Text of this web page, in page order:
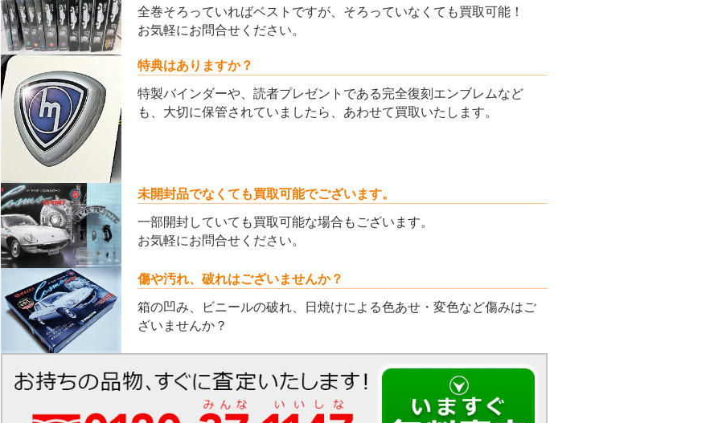
全巻そろっていればベストですが、そろっていなくても買取可能！
お気軽にお問合せください。
特典はありますか？
特製バインダーや、読者プレゼントである完全復刻エンブレムなど
も、大切に保管されていましたら、あわせて買取いたします。
未開封品でなくても買取可能でございます。
一部開封していても買取可能な場合もございます。
お気軽にお問合せください。
傷や汚れ、破れはございませんか？
箱の凹み、ビニールの破れ、日焼けによる色あせ・変色など傷みはご
ざいませんか？